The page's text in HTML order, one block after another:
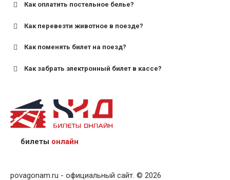
для поездов дальнего следования — от 10 лет и
для пригородных поездов — от 7 лет.
Как оплатить постельное белье?
Как перевезти животное в поезде?
Как поменять билет на поезд?
Как забрать электронный билет в кассе?
назвав кассиру 14-значный номер заказа;
предъявив удостоверение личности пассажира, на
кого оформлен билет.
билеты онлайн
povagonam.ru - официальный сайт. © 2026